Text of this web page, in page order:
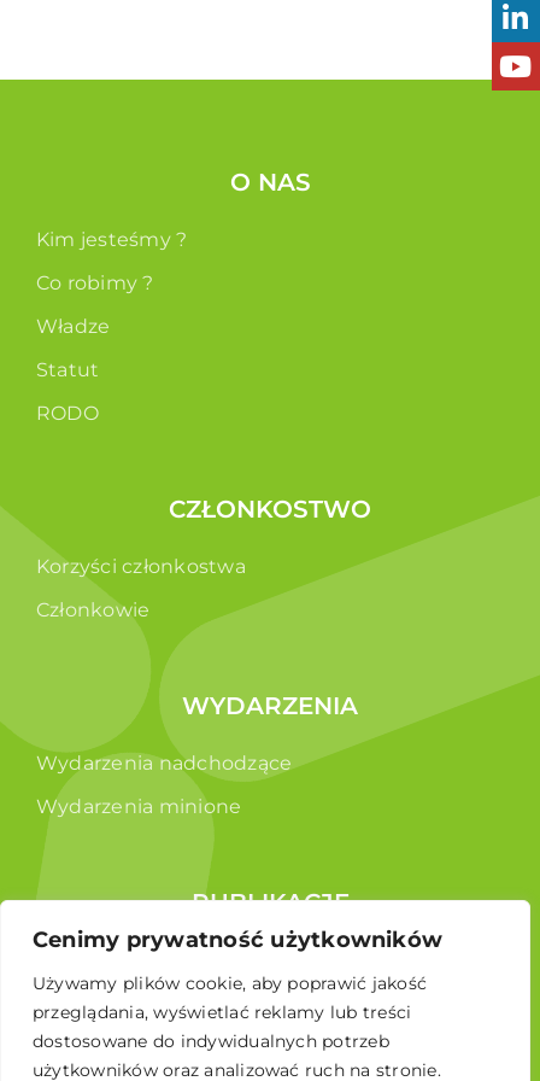
Cenimy prywatność użytkowników
Używamy plików cookie, aby poprawić jakość
przeglądania, wyświetlać reklamy lub treści
dostosowane do indywidualnych potrzeb
użytkowników oraz analizować ruch na stronie.
O NAS
Kim jesteśmy ?
Co robimy ?
Władze
Statut
RODO
CZŁONKOSTWO
Korzyści członkostwa
Członkowie
WYDARZENIA
Wydarzenia nadchodzące
Wydarzenia minione
PUBLIKACJE
Raporty
Broszura edukacyjna